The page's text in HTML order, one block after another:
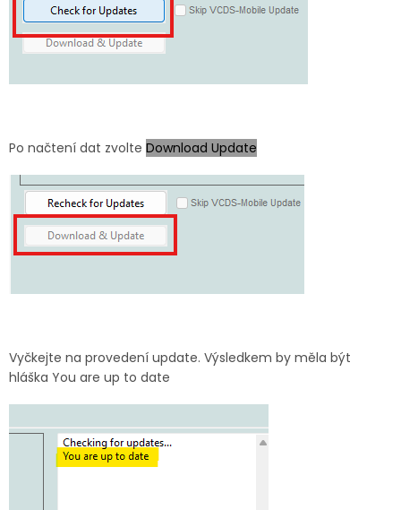
Po načtení dat zvolte Download Update
Vyčkejte na provedení update. Výsledkem by měla být
hláška You are up to date